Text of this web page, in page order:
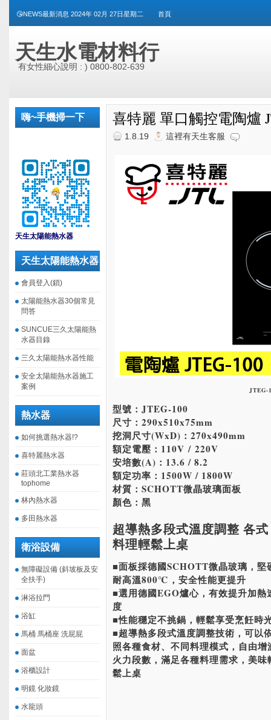
😘NEWS最新消息 2024年 02月 27日星期二 首頁
天生水電材料行
有女性細心說明 : ) 0800-802-639
嗨~手機掃一下
天生太陽能熱水器
天生太陽能熱水器
會員登入(鎖)
太陽能熱水器30個常見
問答
SUNCUE三久太陽能熱
水器目錄
三久太陽能熱水器性能
安全太陽能熱水器施工
案例
熱水器
如何挑選熱水器!?
喜特麗熱水器
莊頭北工業熱水器
tophome
林內熱水器
多田熱水器
衛浴設備
無障礙設備 (斜坡板及安
全扶手)
淋浴拉門
浴缸
馬桶 馬桶座 洗屁屁
面盆
浴櫃設計
明鏡 化妝鏡
水龍頭
喜特麗 單口觸控電陶爐
1.8.19 這裡有天生客服
JTEG-
型號：JTEG-100
尺寸：290x510x75mm
挖洞尺寸(WxD)：270x490mm
額定電壓：110V / 220V
安培數(A)：13.6 / 8.2
額定功率：1500W / 1800W
材質：SCHOTT微晶玻璃面板
顏色：黑
超導熱多段式溫度調整 各式
料理輕鬆上桌
■面板採德國SCHOTT微晶玻璃，堅
耐高溫800℃，安全性能更提升
■選用德國EGO爐心，有效提升加熱
度
■性能穩定不挑鍋，輕鬆享受烹飪時
■超導熱多段式溫度調整技術，可以
照各種食材、不同料理模式，自由增
火力段數，滿足各種料理需求，美味
鬆上桌